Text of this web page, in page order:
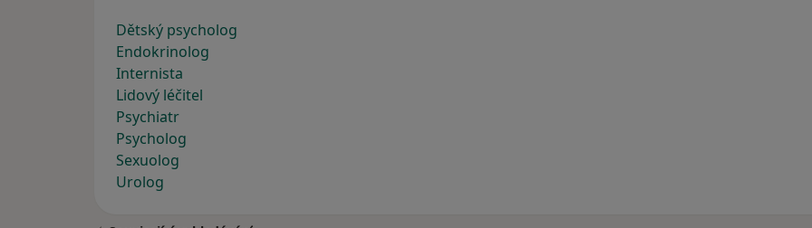
Dětský psycholog
Endokrinolog
Internista
Lidový léčitel
Psychiatr
Psycholog
Sexuolog
Urolog